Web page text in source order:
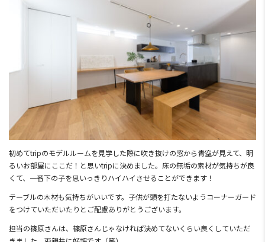
初めてtripのモデルルームを見学した際に吹き抜けの窓から青空が見えて、明
るいお部屋にここだ！と思いtripに決めました。床の無垢の素材が気持ちが良
くて、一番下の子を思いっきりハイハイさせることができます！
テーブルの木材も気持ちがいいです。子供が頭を打たないようコーナーガード
をつけていただいたりとご配慮ありがとうございます。
担当の篠原さんは、篠原さんじゃなければ決めてないくらい良くしていただ